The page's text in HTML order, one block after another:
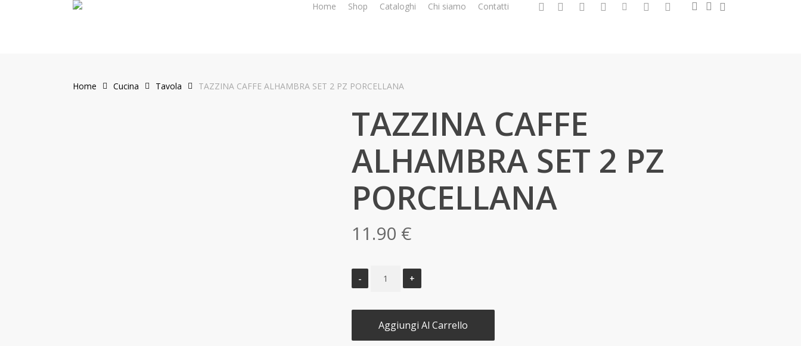
Home Shop Cataloghi Chi siamo Contatti facebookgoogle- instagramwhatsapp
tiktok phone email searchaccount
Home Cucina Tavola TAZZINA CAFFE ALHAMBRA SET 2 PZ PORCELLANA
TAZZINA CAFFE
ALHAMBRA SET 2 PZ
PORCELLANA
11.90 €
Aggiungi Al Carrello